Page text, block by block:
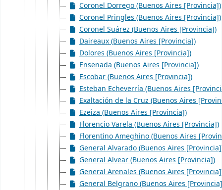
Coronel Dorrego (Buenos Aires [Provincia])
Coronel Pringles (Buenos Aires [Provincia])
Coronel Suárez (Buenos Aires [Provincia])
Daireaux (Buenos Aires [Provincia])
Dolores (Buenos Aires [Provincia])
Ensenada (Buenos Aires [Provincia])
Escobar (Buenos Aires [Provincia])
Esteban Echeverría (Buenos Aires
Exaltación de la Cruz (Buenos Aires
Ezeiza (Buenos Aires [Provincia])
Florencio Varela (Buenos Aires [Provincia])
Florentino Ameghino (Buenos Aires
General Alvarado (Buenos Aires
General Alvear (Buenos Aires [Provincia])
General Arenales (Buenos Aires
General Belgrano (Buenos Aires